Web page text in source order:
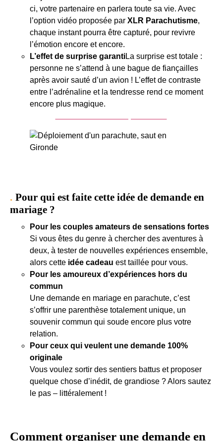
ci, votre partenaire en parlera toute sa vie. Avec
l’option vidéo proposée par XLR Parachutisme,
chaque instant pourra être capturé, pour revivre
l’émotion encore et encore.
L’effet de surprise garantiLa surprise est totale :
personne ne s’attend à une bague de fiançailles
après avoir sauté d’un avion ! L’effet de contraste
entre l’adrénaline et la tendresse rend ce moment
encore plus magique.
Pour qui est faite cette idée de demande en
mariage ?
Pour les couples amateurs de sensations fortes
Si vous êtes du genre à chercher des aventures à
deux, à tester de nouvelles expériences ensemble,
alors cette idée cadeau est taillée pour vous.
Pour les amoureux d’expériences hors du
commun
Une demande en mariage en parachute, c’est
s’offrir une parenthèse totalement unique, un
souvenir commun qui soude encore plus votre
relation.
Pour ceux qui veulent une demande 100%
originale
Vous voulez sortir des sentiers battus et proposer
quelque chose d’inédit, de grandiose ? Alors sautez
le pas – littéralement !
Comment organiser une demande en